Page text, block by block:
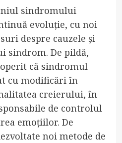
sindromului
evoluție, cu noi
despre cauzele și
sindrom. De pildă,
că sindromul
cu modificări în
creierului, în
de controlul
emoțiilor. De
noi metode de